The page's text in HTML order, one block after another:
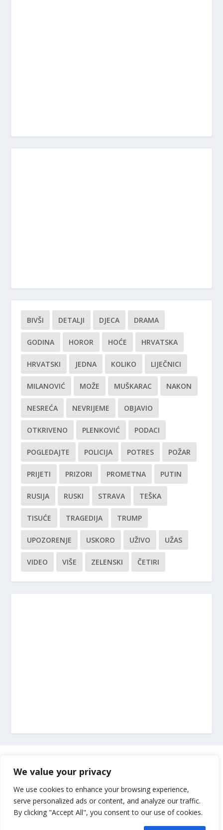
We value your privacy
We use cookies to enhance your browsing experience,
serve personalized ads or content, and analyze our traffic.
By clicking "Accept All", you consent to our use of cookies.
BIVŠI DETALJI DJECA DRAMA
GODINA HOROR HOĆE HRVATSKA
HRVATSKI JEDNA KOLIKO LIJEČNICI
MILANOVIĆ MOŽE MUŠKARAC NAKON
NESREĆA NEVRIJEME OBJAVIO
OTKRIVENO PLENKOVIĆ PODACI
POGLEDAJTE POLICIJA POTRES POŽAR
PRIJETI PRIZORI PROMETNA PUTIN
RUSIJA RUSKI STRAVA TEŠKA
TISUĆE TRAGEDIJA TRUMP
UPOZORENJE USKORO UŽIVO UŽAS
VIDEO VIŠE ZELENSKI ČETIRI
Impressum
Uvjeti korištenja